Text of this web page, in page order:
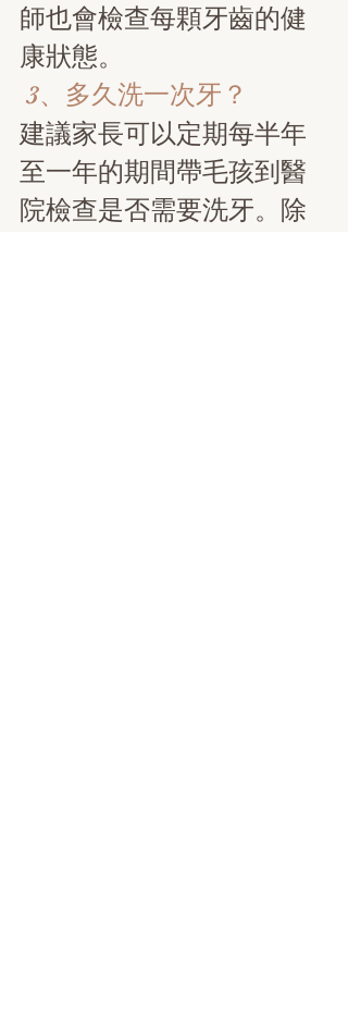
師也會檢查每顆牙齒的健
康狀態。
3、多久洗一次牙？
建議家長可以定期每半年
至一年的期間帶毛孩到醫
院檢查是否需要洗牙。除